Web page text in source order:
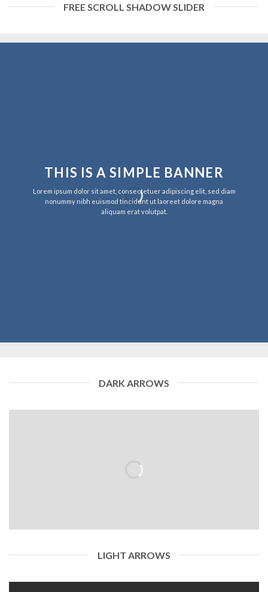
FREE SCROLL SHADOW SLIDER
THIS IS A SIMPLE BANNER
Lorem ipsum dolor sit amet, consectetuer adipiscing elit, sed diam
nonummy nibh euismod tincidunt ut laoreet dolore magna
aliquam erat volutpat.
DARK ARROWS
LIGHT ARROWS